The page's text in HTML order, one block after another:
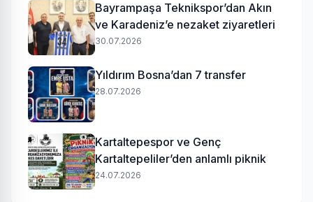
Bayrampaşa Teknikspor’dan Akın
ve Karadeniz’e nezaket ziyaretleri
30.07.2026
Yıldırım Bosna’dan 7 transfer
28.07.2026
Kartaltepespor ve Genç
Kartaltepeliler’den anlamlı piknik
24.07.2026